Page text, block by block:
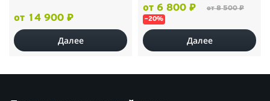
от 14 900 ₽
Далее
от 6 800 ₽ от 8 500 ₽
–20%
Далее